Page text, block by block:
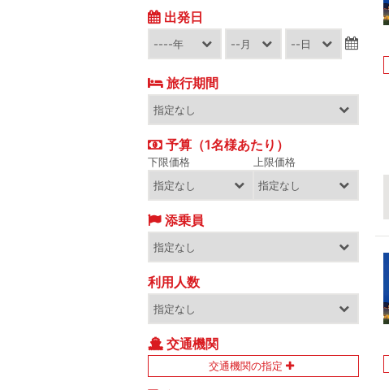
出発日
旅行期間
予算（1名様あたり）
下限価格 上限価格
添乗員
利用人数
交通機関
交通機関の指定